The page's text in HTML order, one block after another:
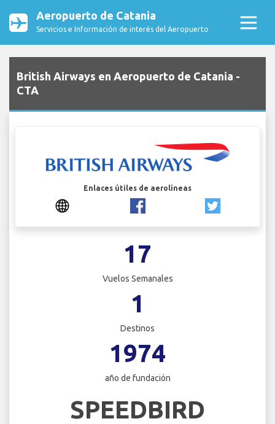
Aeropuerto de Catania
Servicios e Información de interés del Aeropuerto
British Airways en Aeropuerto de Catania -
CTA
Enlaces útiles de aerolíneas
17
Vuelos Semanales
1
Destinos
1974
año de fundación
SPEEDBIRD